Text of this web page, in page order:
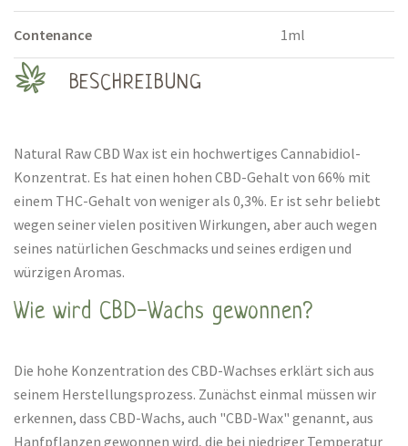
Contenance 1ml
BESCHREIBUNG
Natural Raw CBD Wax ist ein hochwertiges Cannabidiol-
Konzentrat. Es hat einen hohen CBD-Gehalt von 66% mit
einem THC-Gehalt von weniger als 0,3%. Er ist sehr beliebt
wegen seiner vielen positiven Wirkungen, aber auch wegen
seines natürlichen Geschmacks und seines erdigen und
würzigen Aromas.
Wie wird CBD-Wachs gewonnen?
Die hohe Konzentration des CBD-Wachses erklärt sich aus
seinem Herstellungsprozess. Zunächst einmal müssen wir
erkennen, dass CBD-Wachs, auch "CBD-Wax" genannt, aus
Hanfpflanzen gewonnen wird, die bei niedriger Temperatur